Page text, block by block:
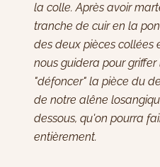
la colle. Après avoir
tranche de cuir en la
des deux pièces collées
nous guidera pour
"défoncer" la pièce du
de notre alêne
dessous, qu'on pourra
entièrement.